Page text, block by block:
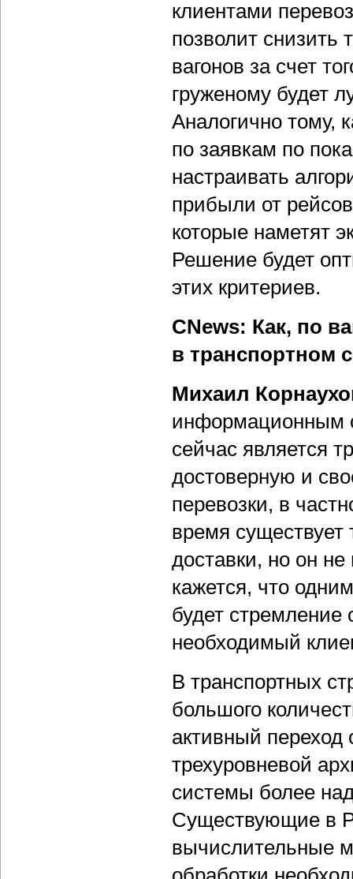
клиентами
позволит снизить
вагонов за счет
груженому будет
Аналогично тому,
по заявкам по
настраивать
прибыли от
которые наметят
Решение будет
этих критериев.
CNews: Как, по
в транспортном
Михаил
информационным
сейчас является
достоверную и
перевозки, в
время существует
доставки, но он
кажется, что
будет стремление
необходимый
В транспортных
большого
активный переход
трехуровневой
системы более
Существующие в
вычислительные